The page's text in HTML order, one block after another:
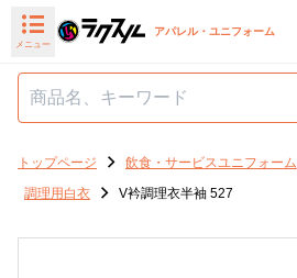
メニュー
アパレル・ユニフォーム
トップページ 飲食・サービスユニフォーム
調理用白衣
V衿調理衣半袖 527